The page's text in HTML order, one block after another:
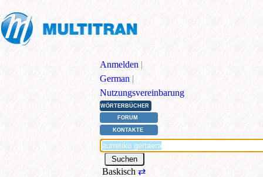
Anmelden |
German |
Nutzungsvereinbarung
WÖRTERBÜCHER
FORUM
KONTAKTE
Baskisch ⇄